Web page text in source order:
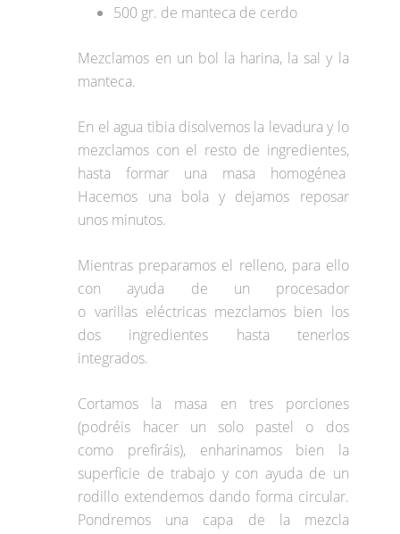
500 gr. de manteca de cerdo
Mezclamos en un bol la harina, la sal y la
manteca.
En el agua tibia disolvemos la levadura y lo
mezclamos con el resto de ingredientes,
hasta formar una masa homogénea
Hacemos una bola y dejamos reposar
unos minutos.
Mientras preparamos el relleno, para ello
con ayuda de un procesador
o varillas eléctricas mezclamos bien los
dos ingredientes hasta tenerlos
integrados.
Cortamos la masa en tres porciones
(podréis hacer un solo pastel o dos
como prefiráis), enharinamos bien la
superficie de trabajo y con ayuda de un
rodillo extendemos dando forma circular.
Pondremos una capa de la mezcla